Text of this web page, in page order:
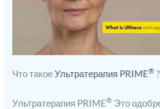
Что такоеУльтратерапия PRIME® ?
Ультратерапия PRIME® Это